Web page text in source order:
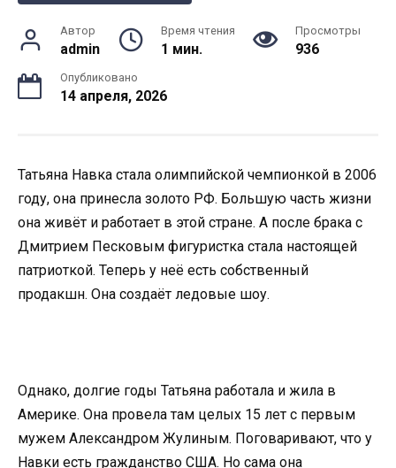
Автор
admin
Время чтения
1 мин.
Просмотры
936
Опубликовано
14 апреля, 2026
Татьяна Навка стала олимпийской чемпионкой в 2006
году, она принесла золото РФ. Большую часть жизни
она живёт и работает в этой стране. А после брака с
Дмитрием Песковым фигуристка стала настоящей
патриоткой. Теперь у неё есть собственный
продакшн. Она создаёт ледовые шоу.
Однако, долгие годы Татьяна работала и жила в
Америке. Она провела там целых 15 лет с первым
мужем Александром Жулиным. Поговаривают, что у
Навки есть гражданство США. Но сама она